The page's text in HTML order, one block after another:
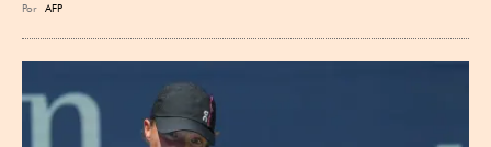
Por AFP